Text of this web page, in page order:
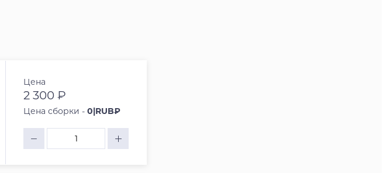
Цена
2 300 ₽
Цена сборки -0|RUB₽